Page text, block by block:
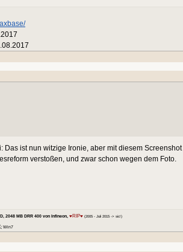
Das ist nun witzige Ironie, aber mit diesem
verstoßen, und zwar schon wegen dem Foto.
2048 MB DRR 400 von Infineon, ♥RIP♥ (2005 - Juli 2015 -> sic!)
Win7